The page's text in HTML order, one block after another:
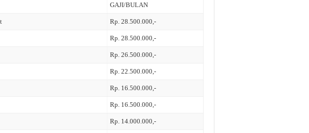
GAJI/BULAN
Rp. 28.500.000,-
Rp. 28.500.000,-
Rp. 26.500.000,-
Rp. 22.500.000,-
Rp. 16.500.000,-
Rp. 16.500.000,-
Rp. 14.000.000,-